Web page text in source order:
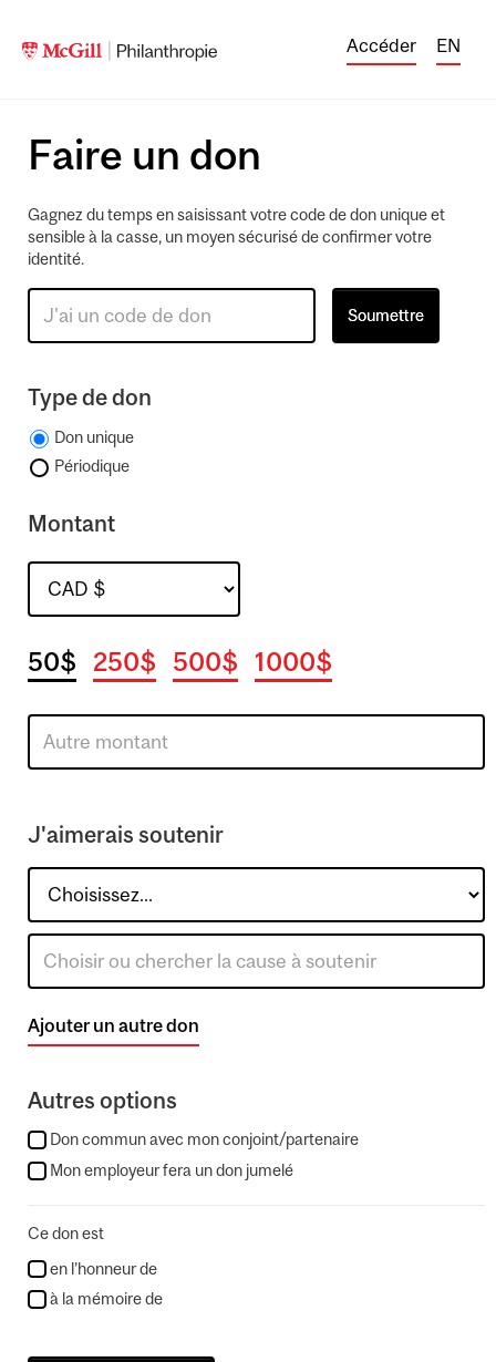
Accéder EN
Faire un don
Gagnez du temps en saisissant votre code de don unique et
sensible à la casse, un moyen sécurisé de confirmer votre
identité.
Type de don
Don unique
Périodique
Montant
50$ 250$ 500$ 1000$
J'aimerais soutenir
Ajouter un autre don
Autres options
Don commun avec mon conjoint/partenaire
Mon employeur fera un don jumelé
Ce don est
en l’honneur de
à la mémoire de